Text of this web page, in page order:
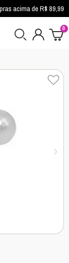
acima de R$ 89,99